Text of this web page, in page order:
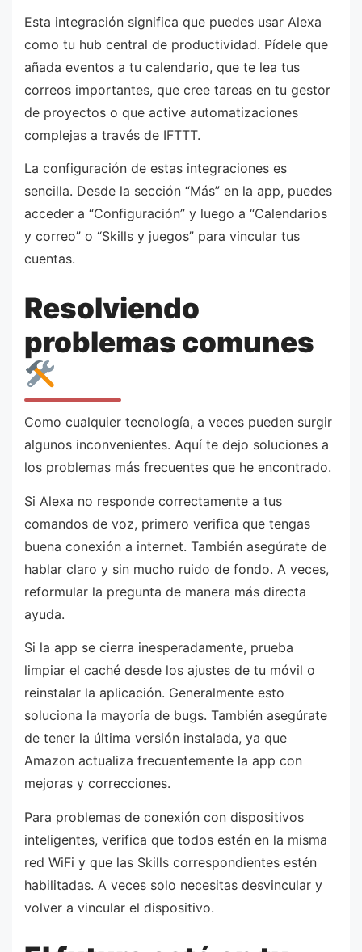
Esta integración significa que puedes usar Alexa
como tu hub central de productividad. Pídele que
añada eventos a tu calendario, que te lea tus
correos importantes, que cree tareas en tu gestor
de proyectos o que active automatizaciones
complejas a través de IFTTT.
La configuración de estas integraciones es
sencilla. Desde la sección “Más” en la app, puedes
acceder a “Configuración” y luego a “Calendarios
y correo” o “Skills y juegos” para vincular tus
cuentas.
Resolviendo
problemas comunes
Como cualquier tecnología, a veces pueden surgir
algunos inconvenientes. Aquí te dejo soluciones a
los problemas más frecuentes que he encontrado.
Si Alexa no responde correctamente a tus
comandos de voz, primero verifica que tengas
buena conexión a internet. También asegúrate de
hablar claro y sin mucho ruido de fondo. A veces,
reformular la pregunta de manera más directa
ayuda.
Si la app se cierra inesperadamente, prueba
limpiar el caché desde los ajustes de tu móvil o
reinstalar la aplicación. Generalmente esto
soluciona la mayoría de bugs. También asegúrate
de tener la última versión instalada, ya que
Amazon actualiza frecuentemente la app con
mejoras y correcciones.
Para problemas de conexión con dispositivos
inteligentes, verifica que todos estén en la misma
red WiFi y que las Skills correspondientes estén
habilitadas. A veces solo necesitas desvincular y
volver a vincular el dispositivo.